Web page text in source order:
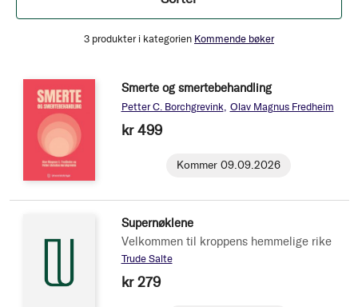
3 produkter i kategorien Kommende bøker
Smerte og smertebehandling
Petter C. Borchgrevink Olav Magnus Fredheim
kr 499
Kommer 09.09.2026
Supernøklene
Velkommen til kroppens hemmelige rike
Trude Salte
kr 279